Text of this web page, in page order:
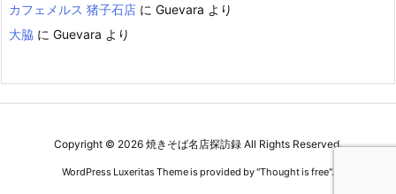
カフェメルス 猪子石店 に Guevara より
大脇 に Guevara より
Copyright © 2026 焼きそば名店探訪録 All Rights Reserved.
WordPress Luxeritas Theme is provided by "Thought is free".